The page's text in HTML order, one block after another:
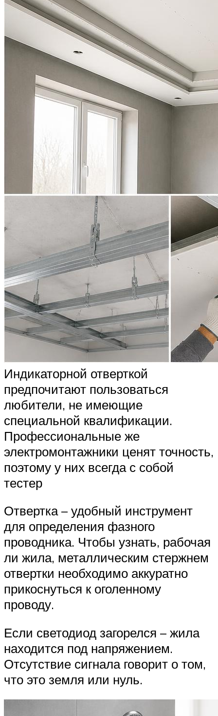
Индикаторной отверткой
предпочитают пользоваться
любители, не имеющие
специальной квалификации.
Профессиональные же
электромонтажники ценят точность,
поэтому у них всегда с собой
тестер
Отвертка – удобный инструмент
для определения фазного
проводника. Чтобы узнать, рабочая
ли жила, металлическим стержнем
отвертки необходимо аккуратно
прикоснуться к оголенному
проводу.
Если светодиод загорелся – жила
находится под напряжением.
Отсутствие сигнала говорит о том,
что это земля или нуль.